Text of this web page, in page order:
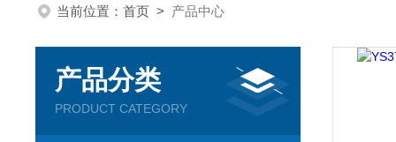
当前位置： 首页 > 产品中心
产品分类
PRODUCT CATEGORY